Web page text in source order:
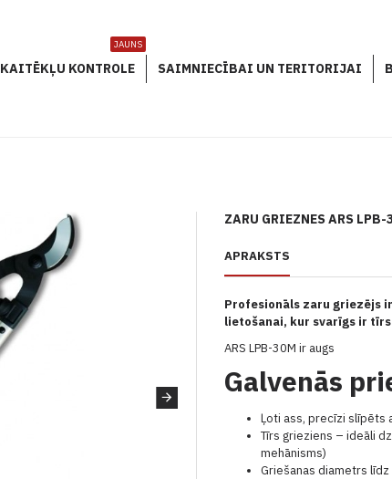
KAITĒKĻU KONTROLE
JAUNS
SAIMNIECĪBAI UN TERITORIJAI
ZARU GRIEZNES ARS LPB-
APRAKSTS
Profesionāls zaru griezējs
lietošanai, kur svarīgs ir
ARS LPB-30M ir augs
Galvenās
Ļoti ass, precīzi slīpēts
Tīrs grieziens – ideāli
mehānisms)
Griešanas diametrs līdz